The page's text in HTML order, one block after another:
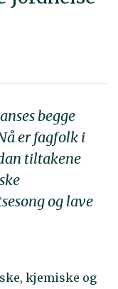
begge
er fagfolk i
tiltakene
og lave
kjemiske og